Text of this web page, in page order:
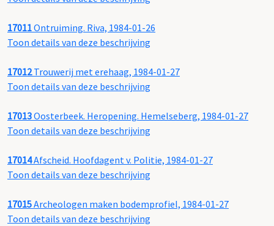
17011Ontruiming. Riva, 1984-01-26
Toon details van deze beschrijving
17012Trouwerij met erehaag, 1984-01-27
Toon details van deze beschrijving
17013Oosterbeek. Heropening. Hemelseberg, 1984-01-27
Toon details van deze beschrijving
17014Afscheid. Hoofdagent v. Politie, 1984-01-27
Toon details van deze beschrijving
17015Archeologen maken bodemprofiel, 1984-01-27
Toon details van deze beschrijving